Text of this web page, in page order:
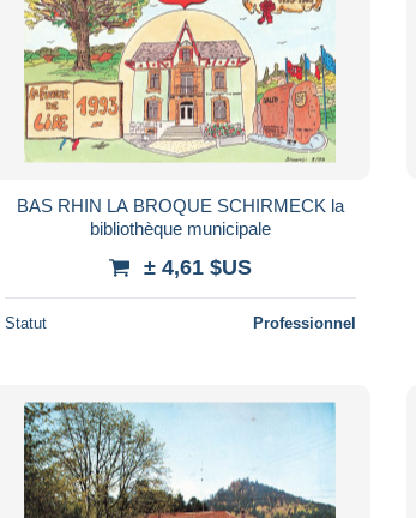
BAS RHIN LA BROQUE SCHIRMECK la
bibliothèque municipale
± 4,61 $US
Statut Professionnel